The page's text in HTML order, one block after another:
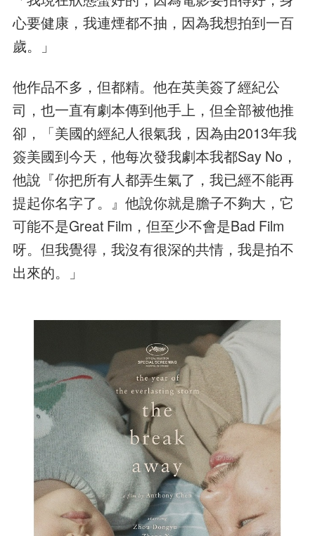
心要健康，我連煙都不抽，因為我想拍到一百
歲。」
他作品不多，但都精。他在英美簽了經紀公
司，也一直有劇本傳到他手上，但全部被他推
卻，「美國的經紀人很氣我，因為由2013年我
簽美國到今天，他每次發我劇本我都Say No，
他說『你把所有人都弄生氣了，我已經不能再
提起你名字了。』他說你就是膽子不夠大，它
可能不是Great Film，但至少不會是Bad Film
呀。但我覺得，我沒有很深的共情，我是拍不
出來的。」